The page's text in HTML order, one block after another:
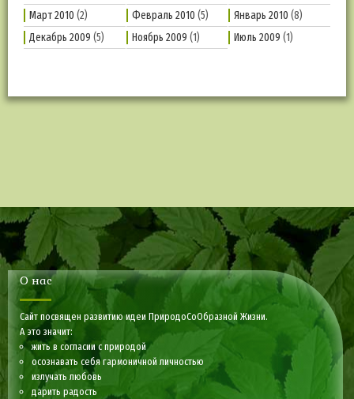
Март 2010 (2) Февраль 2010 (5) Январь 2010 (8)
Декабрь 2009 (5) Ноябрь 2009 (1) Июль 2009 (1)
О нас
Сайт посвящен развитию идеи ПриродоСоОбразной Жизни.
А это значит:
жить в согласии с природой
осознавать себя гармоничной личностью
излучать любовь
дарить радость